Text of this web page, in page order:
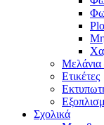
Μελάνια
Ετικέτες
Σχολικά